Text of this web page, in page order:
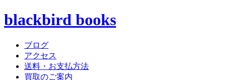
blackbird books
ブログ
アクセス
送料・お支払方法
買取のご案内